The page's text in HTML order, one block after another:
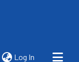
Log In (current)